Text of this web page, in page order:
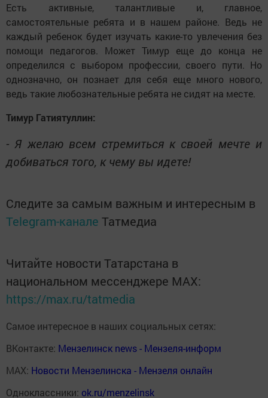
Есть активные, талантливые и, главное,
самостоятельные ребята и в нашем районе. Ведь не
каждый ребенок будет изучать какие-то увлечения без
помощи педагогов. Может Тимур еще до конца не
определился с выбором профессии, своего пути. Но
однозначно, он познает для себя еще много нового,
ведь такие любознательные ребята не сидят на месте.
Тимур Гатиятуллин:
- Я желаю всем стремиться к своей мечте и
добиваться того, к чему вы идете!
Следите за самым важным и интересным в
Telegram-канале Татмедиа
Читайте новости Татарстана в
национальном мессенджере MАХ:
https://max.ru/tatmedia
Самое интересное в наших социальных сетях:
ВКонтакте: Мензелинск news - Мензеля-информ
MAX: Новости Мензелинска - Мензеля онлайн
Одноклассники: ok.ru/menzelinsk